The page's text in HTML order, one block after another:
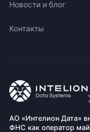
Новости и блог
Контакты
АО «Интелион Дата»
ФНС как оператор